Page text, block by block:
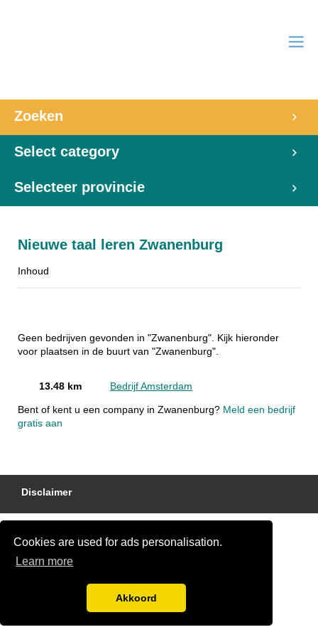
Cookies are used for ads personalisation.
Learn more
Akkoord
Zoeken
Select category
Selecteer provincie
Nieuwe taal leren Zwanenburg
Inhoud
Geen bedrijven gevonden in "Zwanenburg". Kijk hieronder
voor plaatsen in de buurt van "Zwanenburg".
13.48 km Bedrijf Amsterdam
Bent of kent u een company in Zwanenburg? Meld een bedrijf
gratis aan
Disclaimer